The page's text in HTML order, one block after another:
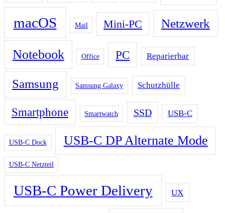
macOS Mail Mini-PC Netzwerk
Notebook Office PC Reparierbar
Samsung Samsung Galaxy Schutzhülle
Smartphone Smartwatch SSD USB-C
USB-C Dock USB-C DP Alternate Mode
USB-C Netzteil
USB-C Power Delivery UX